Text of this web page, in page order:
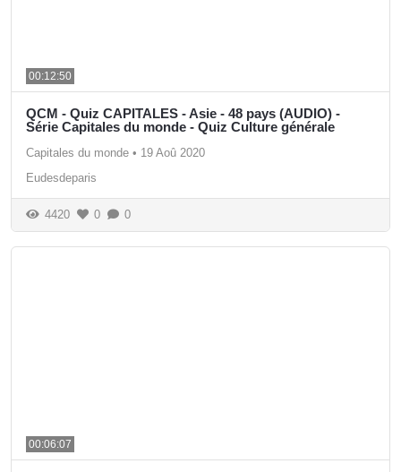
00:12:50
QCM - Quiz CAPITALES - Asie - 48 pays (AUDIO) -
Série Capitales du monde - Quiz Culture générale
Capitales du monde • 19 Aoû 2020
Eudesdeparis
4420 0 0
00:06:07